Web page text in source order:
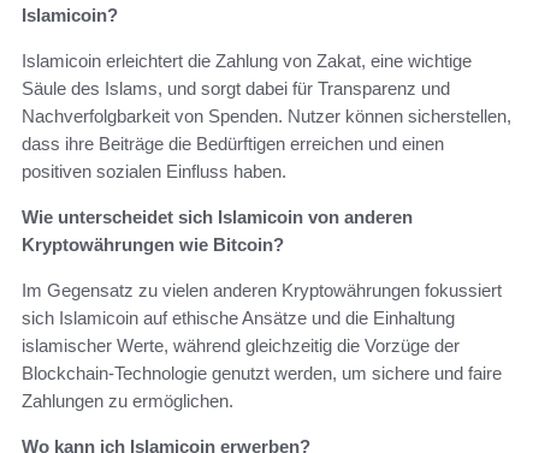
Islamicoin?
Islamicoin erleichtert die Zahlung von Zakat, eine wichtige
Säule des Islams, und sorgt dabei für Transparenz und
Nachverfolgbarkeit von Spenden. Nutzer können sicherstellen,
dass ihre Beiträge die Bedürftigen erreichen und einen
positiven sozialen Einfluss haben.
Wie unterscheidet sich Islamicoin von anderen
Kryptowährungen wie Bitcoin?
Im Gegensatz zu vielen anderen Kryptowährungen fokussiert
sich Islamicoin auf ethische Ansätze und die Einhaltung
islamischer Werte, während gleichzeitig die Vorzüge der
Blockchain-Technologie genutzt werden, um sichere und faire
Zahlungen zu ermöglichen.
Wo kann ich Islamicoin erwerben?